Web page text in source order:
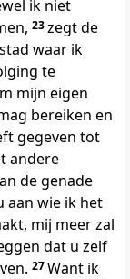
ik niet
23zegt de
waar ik
te
mijn eigen
bereiken en
gegeven tot
andere
de genade
aan wie ik het
mij meer zal
dat u zelf
27Want ik